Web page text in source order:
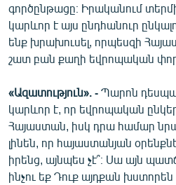
գործընթացը։ Իրականում
կարևոր է այս ընդհանուր
ենք խրախուսել, որպեսզի
շատ բան քաղի եվրոպական
«Ազատություն». - Պարոն
կարևոր է, որ եվրոպական
Հայաստան, իսկ դրա համար
լինեն, որ հայաստանյան
իրենց, այնպես չէ՞։ Սա այն
ինչու եք Դուք այդքան